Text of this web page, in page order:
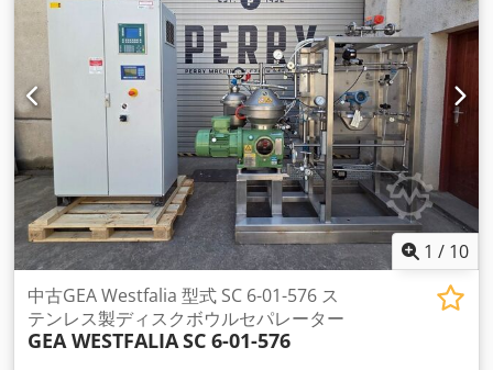
1 / 10
中古GEA Westfalia 型式 SC 6-01-576 ス
テンレス製ディスクボウルセパレーター
GEA WESTFALIASC 6-01-576